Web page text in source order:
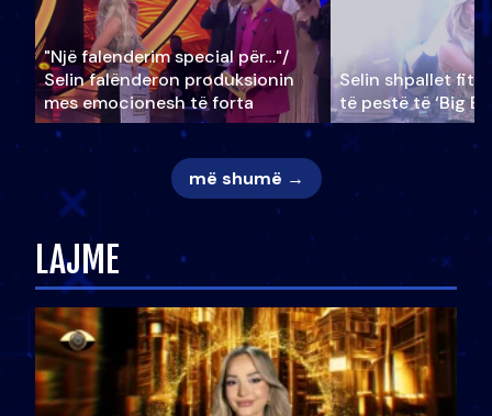
"Një falenderim special për…"/
Selin falënderon produksionin
mes emocionesh të forta
Selin shpallet
të pestë të ‘Big
më shumë →
LAJME